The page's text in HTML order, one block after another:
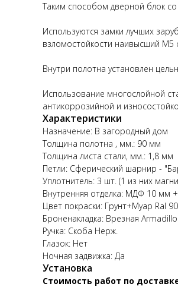
Таким способом дверной блок
Используются замки лучших
взломостойкости наивысший М5
Внутри полотна установлен
Использование многослойной
антикоррозийной и
Характеристики
Назначение: В загородный дом
Толщина полотна , мм.: 90 мм
Толщина листа стали, мм.: 1,8 мм
Петли: Сферический шарнир -
Уплотнитель: 3 шт. (1 из них
Внутренняя отделка: МДФ 10 мм
Цвет покраски: Грунт+Муар Ral
Броненакладка: Врезная
Ручка: Скоба Нерж.
Глазок: Нет
Ночная задвижка: Да
Установка
Стоимость работ по